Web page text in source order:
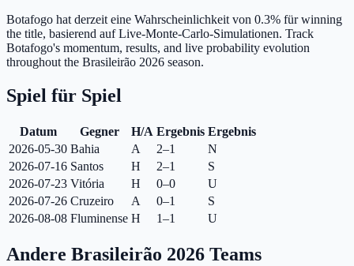
Botafogo hat derzeit eine Wahrscheinlichkeit von 0.3% für winning
the title, basierend auf Live-Monte-Carlo-Simulationen. Track
Botafogo's momentum, results, and live probability evolution
throughout the Brasileirão 2026 season.
Spiel für Spiel
Datum Gegner H/A Ergebnis Ergebnis
2026-05-30 Bahia A 2–1
N
2026-07-16 Santos H 2–1
S
2026-07-23 Vitória H 0–0
U
2026-07-26 Cruzeiro A 0–1
S
2026-08-08 Fluminense H 1–1 U
Andere Brasileirão 2026 Teams